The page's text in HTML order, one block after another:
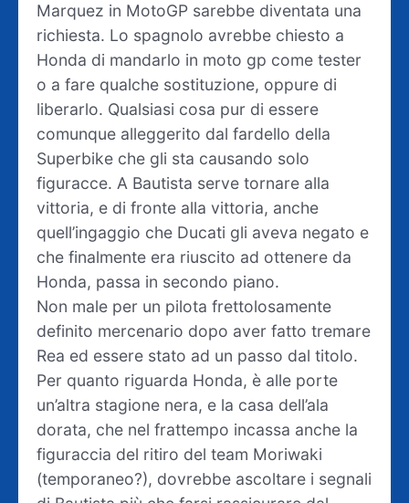
Marquez in MotoGP sarebbe diventata una
richiesta. Lo spagnolo avrebbe chiesto a
Honda di mandarlo in moto gp come tester
o a fare qualche sostituzione, oppure di
liberarlo. Qualsiasi cosa pur di essere
comunque alleggerito dal fardello della
Superbike che gli sta causando solo
figuracce. A Bautista serve tornare alla
vittoria, e di fronte alla vittoria, anche
quell’ingaggio che Ducati gli aveva negato e
che finalmente era riuscito ad ottenere da
Honda, passa in secondo piano.
Non male per un pilota frettolosamente
definito mercenario dopo aver fatto tremare
Rea ed essere stato ad un passo dal titolo.
Per quanto riguarda Honda, è alle porte
un’altra stagione nera, e la casa dell’ala
dorata, che nel frattempo incassa anche la
figuraccia del ritiro del team Moriwaki
(temporaneo?), dovrebbe ascoltare i segnali